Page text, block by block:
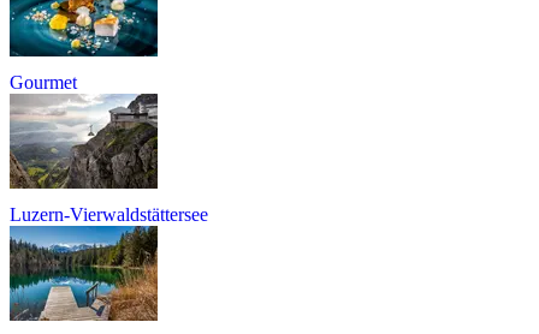
Gourmet
Luzern-Vierwaldstättersee